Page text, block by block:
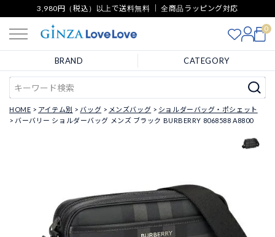
3,980円（税込）以上で送料無料 ｜ 全商品ラッピング対応
0
BRAND CATEGORY
HOME アイテム別 バッグ メンズバッグ
ショルダーバッグ・ポシェット
バーバリー ショルダーバッグ メンズ ブラック BURBERRY 8068588 A8800